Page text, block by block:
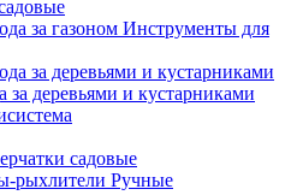
Инструменты для
деревьями и кустарниками
садовые
Ручные